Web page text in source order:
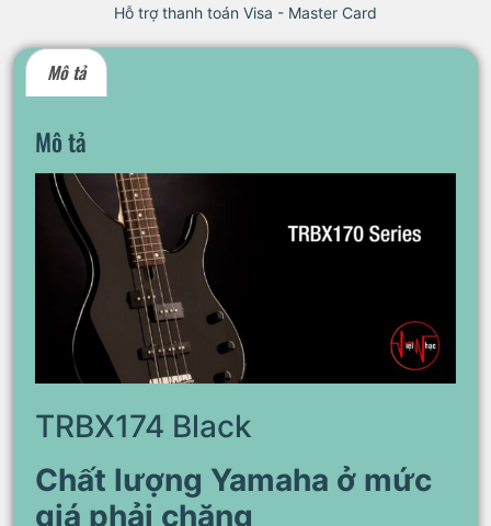
Hỗ trợ thanh toán Visa - Master Card
Mô tả
Mô tả
TRBX174 Black
Chất lượng Yamaha ở mức
giá phải chăng